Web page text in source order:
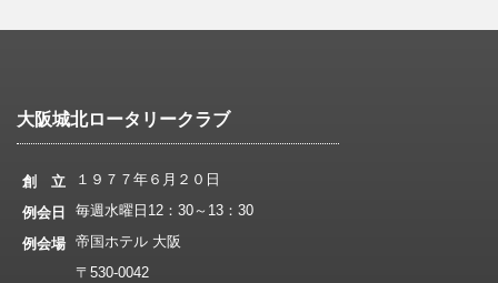
大阪城北ロータリークラブ
創 立
１９７７年６月２０日
例会日
毎週水曜日12：30～13：30
例会場 帝国ホテル 大阪
〒530-0042